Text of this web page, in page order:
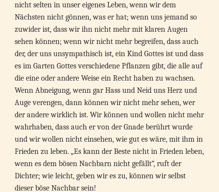
nicht selten in unser eigenes Leben, wenn wir dem
Nächsten nicht gönnen, was er hat; wenn uns jemand so
zuwider ist, dass wir ihn nicht mehr mit klaren Augen
sehen können; wenn wir nicht mehr begreifen, dass auch
der, der uns unsympathisch ist, ein Kind Gottes ist und dass
es im Garten Gottes verschiedene Pflanzen gibt, die alle auf
die eine oder andere Weise ein Recht haben zu wachsen.
Wenn Abneigung, wenn gar Hass und Neid uns Herz und
Auge verengen, dann können wir nicht mehr sehen, wer
der andere wirklich ist. Wir können und wollen nicht mehr
wahrhaben, dass auch er von der Gnade berührt wurde
und wir wollen nicht einsehen, wie gut es wäre, mit ihm in
Frieden zu leben. „Es kann der Beste nicht in Frieden leben,
wenn es dem bösen Nachbarn nicht gefällt“, ruft der
Dichter; wie leicht, geben wir es zu, können wir selbst
dieser böse Nachbar sein!